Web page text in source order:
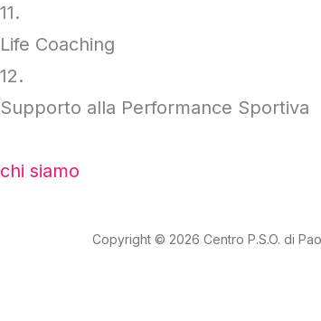
11.
Life Coaching
12.
Supporto alla Performance Sportiva
chi siamo
Copyright © 2026 Centro P.S.O. di